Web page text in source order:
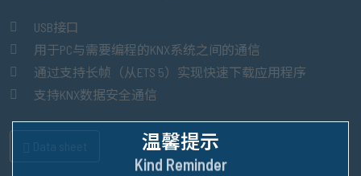
USB接口
用于PC与需要编程的KNX系统之间的通信
通过支持长帧（从ETS 5）实现快速下载应用程序
支持KNX数据安全通信
温馨提示
Kind Reminder